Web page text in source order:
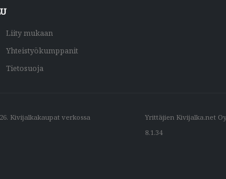
Liity mukaan
Yhteistyökumppanit
Tietosuoja
Kivijalkakaupat verkossa Yrittäjien Kivijalka.net
8.1.34